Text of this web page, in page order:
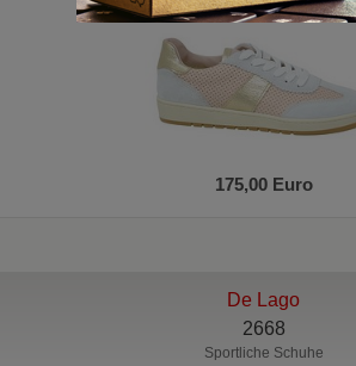
175,00 Euro
De Lago
2668
Sportliche Schuhe